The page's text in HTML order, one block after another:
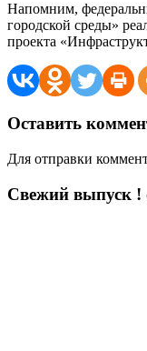
Напомним,
городской среды»
проекта
Оставить
Для отправки
Свежий выпуск !